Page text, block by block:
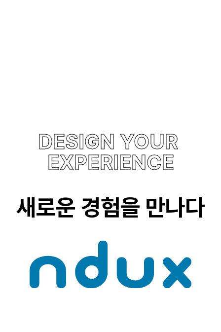
DESIGN YOUR
EXPERIENCE
새로운 경험을 만나다